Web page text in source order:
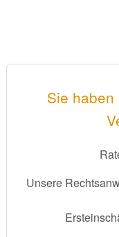
Sie haben
Unsere